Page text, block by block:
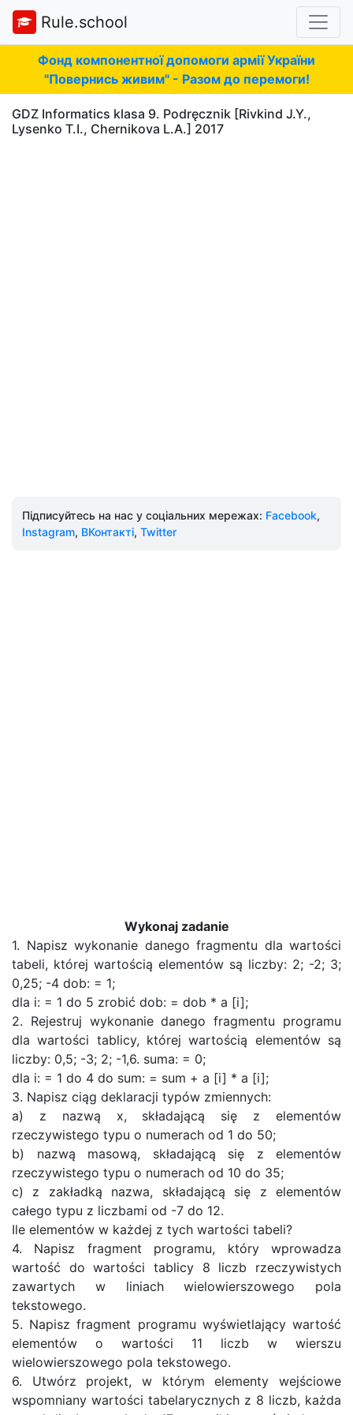
Rule.school
Фонд компонентної допомоги армії України
"Повернись живим" - Разом до перемоги!
GDZ Informatics klasa 9. Podręcznik [Rivkind J.Y.,
Lysenko T.I., Chernikova L.A.] 2017
Підписуйтесь на нас у соціальних мережах: Facebook,
Instagram, ВКонтакті, Twitter
Wykonaj zadanie
1. Napisz wykonanie danego fragmentu dla wartości
tabeli, której wartością elementów są liczby: 2; -2; 3;
0,25; -4 dob: = 1;
dla i: = 1 do 5 zrobić dob: = dob * a [i];
2. Rejestruj wykonanie danego fragmentu programu
dla wartości tablicy, której wartością elementów są
liczby: 0,5; -3; 2; -1,6. suma: = 0;
dla i: = 1 do 4 do sum: = sum + a [i] * a [i];
3. Napisz ciąg deklaracji typów zmiennych:
a) z nazwą x, składającą się z elementów
rzeczywistego typu o numerach od 1 do 50;
b) nazwą masową, składającą się z elementów
rzeczywistego typu o numerach od 10 do 35;
c) z zakładką nazwa, składającą się z elementów
całego typu z liczbami od -7 do 12.
Ile elementów w każdej z tych wartości tabeli?
4. Napisz fragment programu, który wprowadza
wartość do wartości tablicy 8 liczb rzeczywistych
zawartych w liniach wielowierszowego pola
tekstowego.
5. Napisz fragment programu wyświetlający wartość
elementów o wartości 11 liczb w wierszu
wielowierszowego pola tekstowego.
6. Utwórz projekt, w którym elementy wejściowe
wspomniany wartości tabelarycznych z 8 liczb, każda